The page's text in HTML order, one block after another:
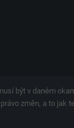
být v daném
změn, a to